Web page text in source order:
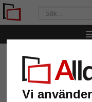
Vi
AllaRamar.se
Plastram